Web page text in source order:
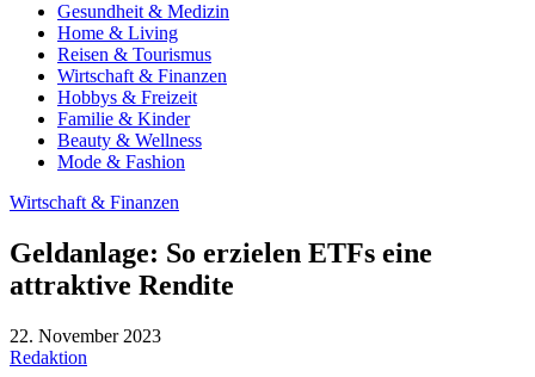
Gesundheit & Medizin
Home & Living
Reisen & Tourismus
Wirtschaft & Finanzen
Hobbys & Freizeit
Familie & Kinder
Beauty & Wellness
Mode & Fashion
Wirtschaft & Finanzen
Geldanlage: So erzielen ETFs eine
attraktive Rendite
22. November 2023
Redaktion